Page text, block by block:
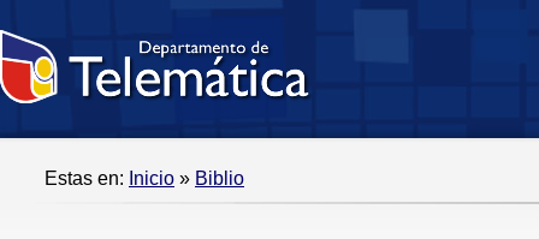
Estas en: Inicio » Biblio